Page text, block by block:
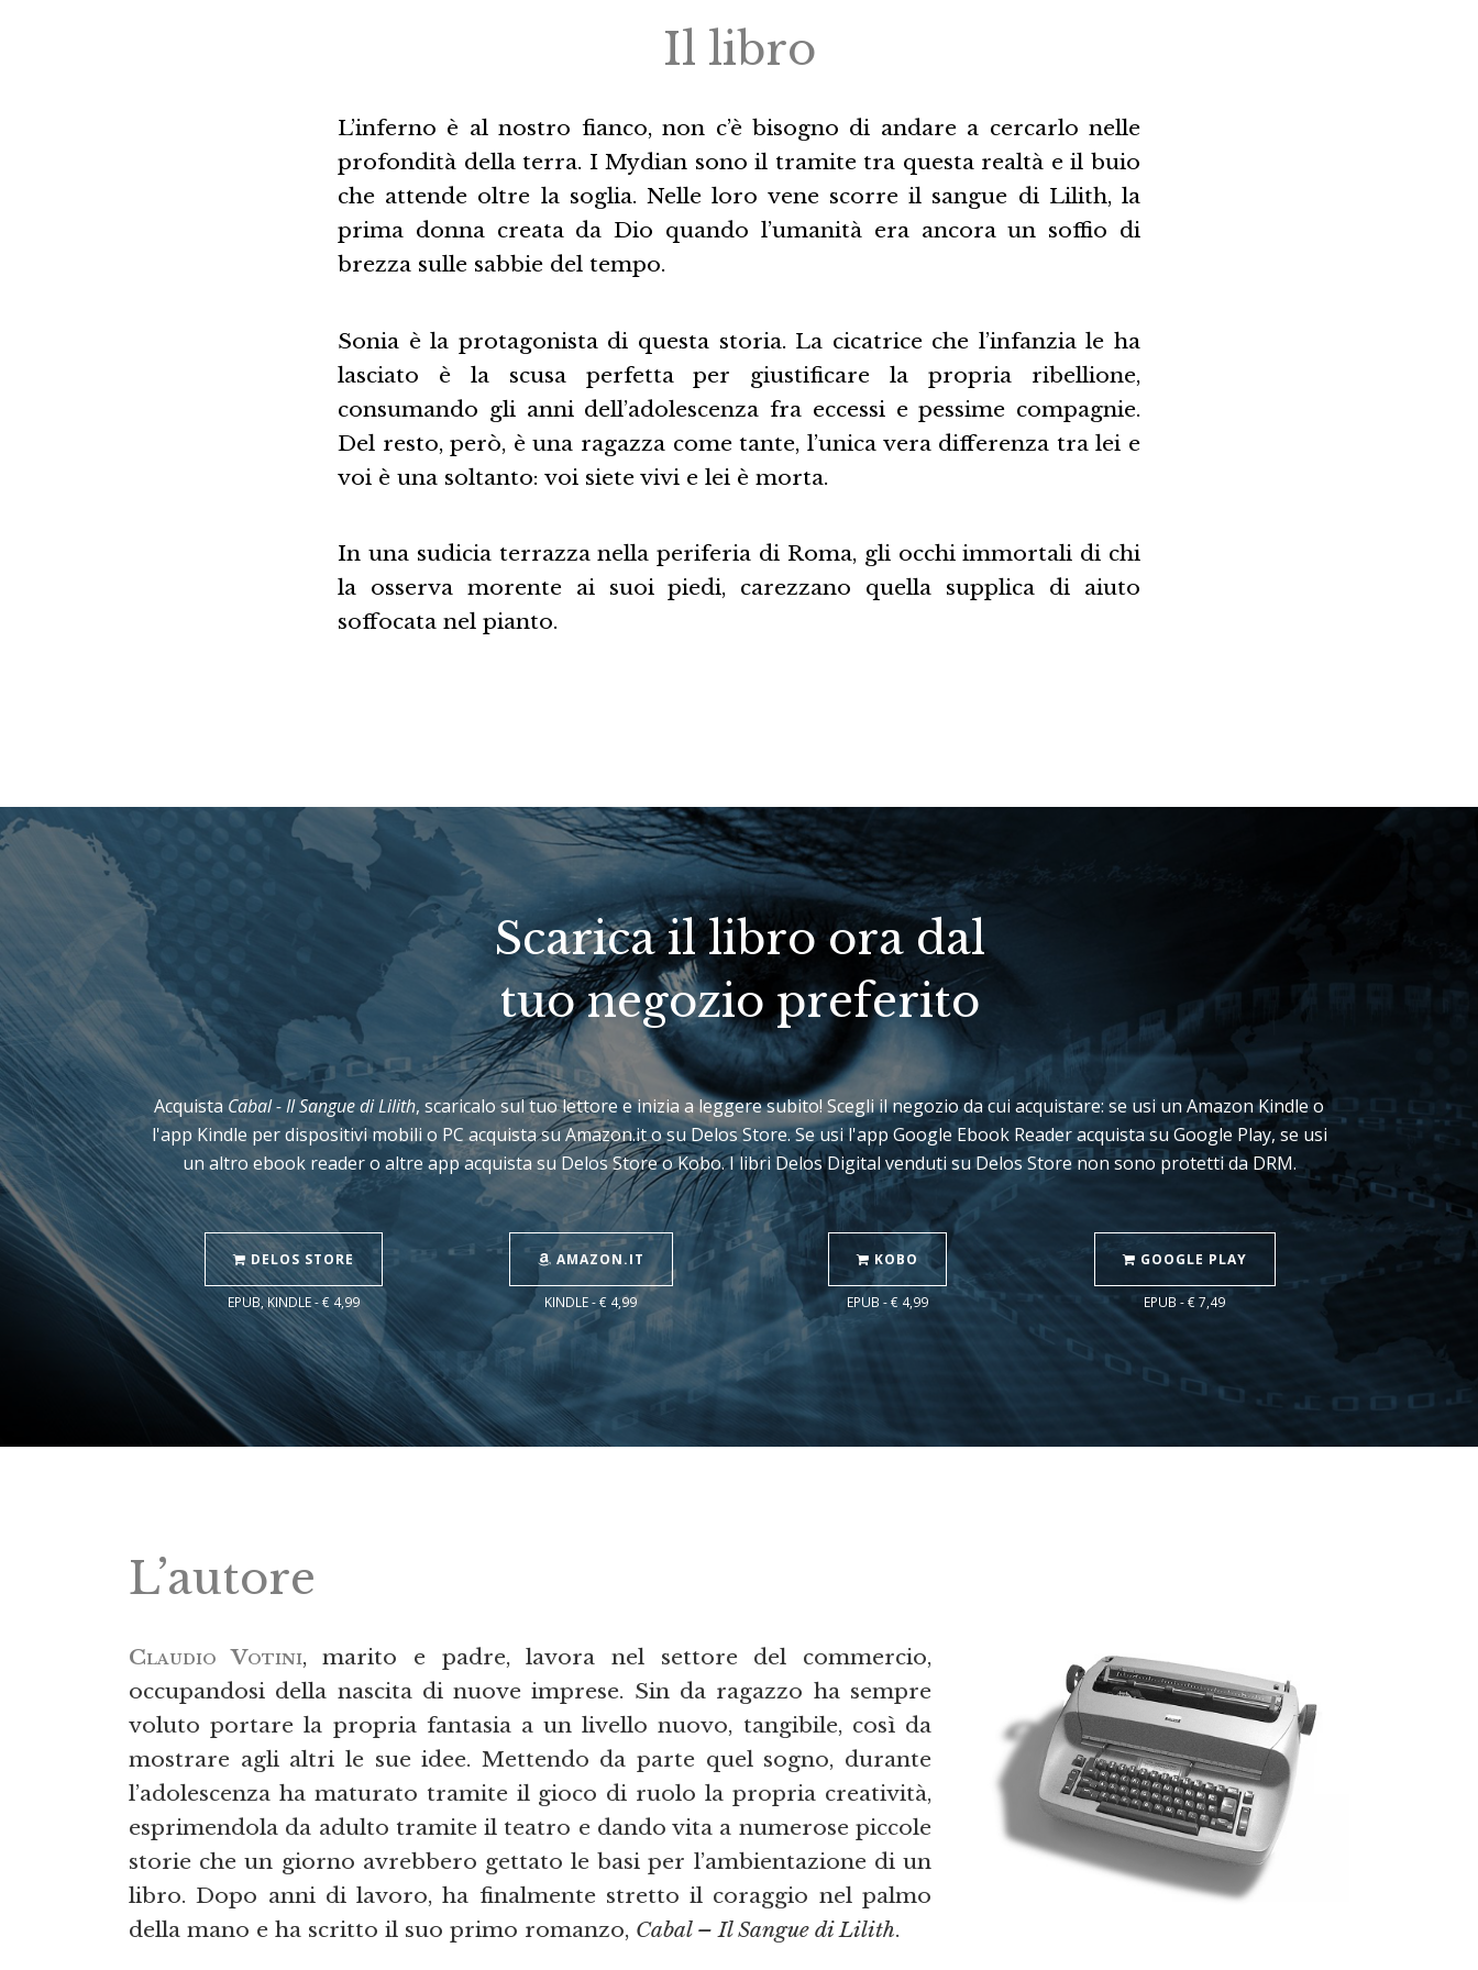
Il libro
L’inferno è al nostro fianco, non c’è bisogno di andare a cercarlo nelle
profondità della terra. I Mydian sono il tramite tra questa realtà e il buio
che attende oltre la soglia. Nelle loro vene scorre il sangue di Lilith, la
prima donna creata da Dio quando l’umanità era ancora un soffio di
brezza sulle sabbie del tempo.
Sonia è la protagonista di questa storia. La cicatrice che l’infanzia le ha
lasciato è la scusa perfetta per giustificare la propria ribellione,
consumando gli anni dell’adolescenza fra eccessi e pessime compagnie.
Del resto, però, è una ragazza come tante, l’unica vera differenza tra lei e
voi è una soltanto: voi siete vivi e lei è morta.
In una sudicia terrazza nella periferia di Roma, gli occhi immortali di chi
la osserva morente ai suoi piedi, carezzano quella supplica di aiuto
soffocata nel pianto.
Scarica il libro ora dal
tuo negozio preferito
Acquista Cabal - Il Sangue di Lilith, scaricalo sul tuo lettore e inizia a leggere subito! Scegli il negozio da cui acquistare: se usi un Amazon Kindle o
l'app Kindle per dispositivi mobili o PC acquista su Amazon.it o su Delos Store. Se usi l'app Google Ebook Reader acquista su Google Play, se usi
un altro ebook reader o altre app acquista su Delos Store o Kobo. I libri Delos Digital venduti su Delos Store non sono protetti da DRM.
DELOS STORE
EPUB, KINDLE - € 4,99
AMAZON.IT
KINDLE - € 4,99
KOBO
EPUB - € 4,99
GOOGLE PLAY
EPUB - € 7,49
L’autore
Claudio Votini, marito e padre, lavora nel settore del commercio,
occupandosi della nascita di nuove imprese. Sin da ragazzo ha sempre
voluto portare la propria fantasia a un livello nuovo, tangibile, così da
mostrare agli altri le sue idee. Mettendo da parte quel sogno, durante
l’adolescenza ha maturato tramite il gioco di ruolo la propria creatività,
esprimendola da adulto tramite il teatro e dando vita a numerose piccole
storie che un giorno avrebbero gettato le basi per l’ambientazione di un
libro. Dopo anni di lavoro, ha finalmente stretto il coraggio nel palmo
della mano e ha scritto il suo primo romanzo, Cabal – Il Sangue di Lilith.